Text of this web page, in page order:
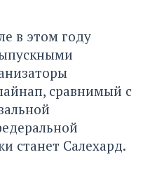
в этом году
сравнимый с
станет Салехард.